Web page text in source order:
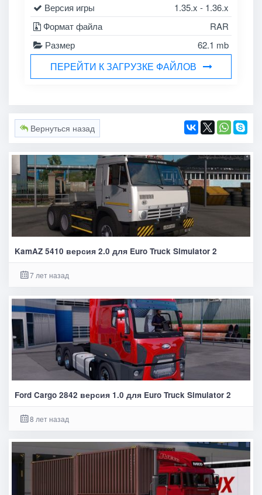
Версия игры
1.35.x - 1.36.x
Формат файла
RAR
Размер
62.1 mb
ПЕРЕЙТИ К ЗАГРУЗКЕ ФАЙЛОВ
Вернуться назад
KamAZ 5410 версия 2.0 для Euro Truck Simulator 2
7 лет назад
Ford Cargo 2842 версия 1.0 для Euro Truck Simulator 2
8 лет назад